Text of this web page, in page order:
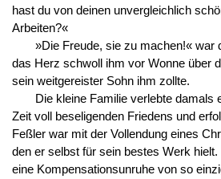
hast du von deinen unvergleichlich
Arbeiten?«
»Die Freude, sie zu machen!« war
das Herz schwoll ihm vor Wonne über
sein weitgereister Sohn ihm zollte.
Die kleine Familie verlebte damals
Zeit voll beseligenden Friedens und
Feßler war mit der Vollendung eines
den er selbst für sein bestes Werk
eine Kompensationsunruhe von so